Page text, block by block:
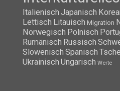
Italienisch Japanisch
Lettisch Litauisch Migration
Norwegisch Polnisch
Rumänisch Russisch
Slowenisch Spanisch
Ukrainisch Ungarisch Werte